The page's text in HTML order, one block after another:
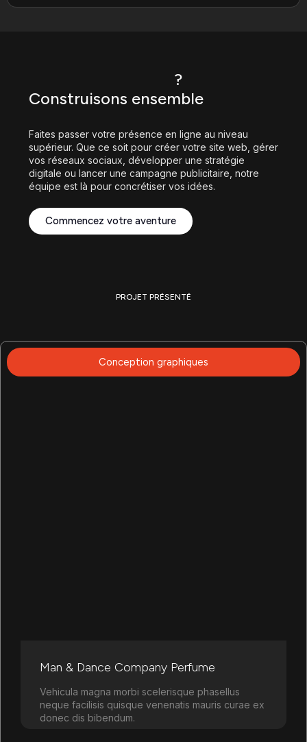
?
Construisons ensemble
Faites passer votre présence en ligne au niveau
supérieur. Que ce soit pour créer votre site web, gérer
vos réseaux sociaux, développer une stratégie
digitale ou lancer une campagne publicitaire, notre
équipe est là pour concrétiser vos idées.
Commencez votre aventure
PROJET PRÉSENTÉ
Conception graphiques
Man & Dance Company Perfume
Vehicula magna morbi scelerisque phasellus
neque facilisis quisque venenatis mauris curae ex
donec dis bibendum.